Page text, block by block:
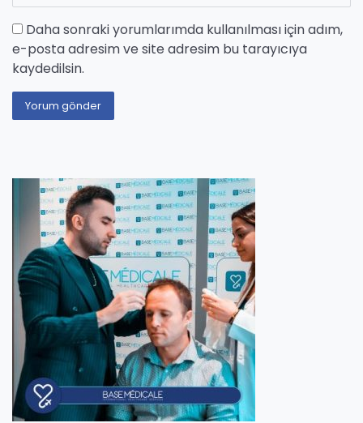
Daha sonraki yorumlarımda kullanılması için adım,
e-posta adresim ve site adresim bu tarayıcıya
kaydedilsin.